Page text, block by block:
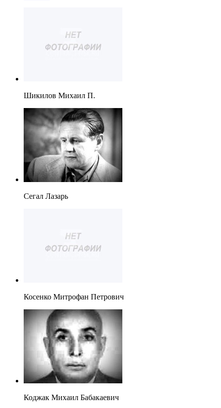
Шикилов Михаил П.
Сегал Лазарь
Косенко Митрофан Петрович
Коджак Михаил Бабакаевич